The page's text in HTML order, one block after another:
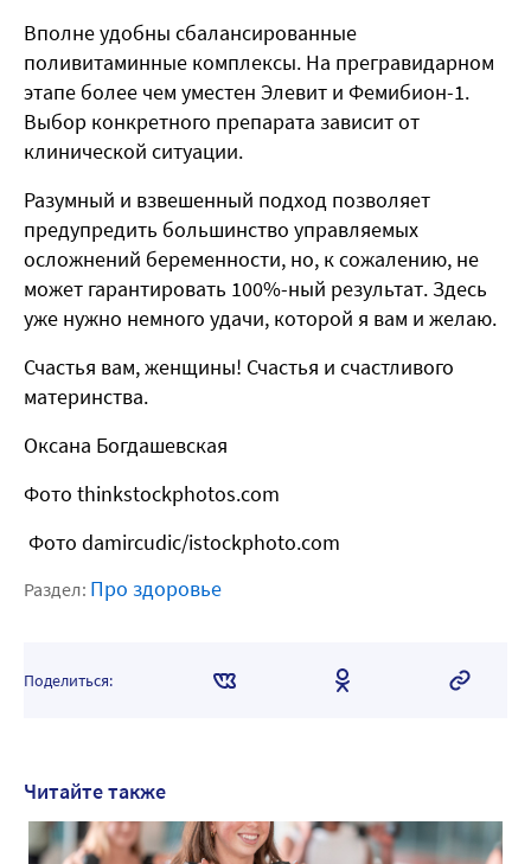
Вполне удобны сбалансированные
поливитаминные комплексы. На прегравидарном
этапе более чем уместен Элевит и Фемибион-1.
Выбор конкретного препарата зависит от
клинической ситуации.
Разумный и взвешенный подход позволяет
предупредить большинство управляемых
осложнений беременности, но, к сожалению, не
может гарантировать 100%-ный результат. Здесь
уже нужно немного удачи, которой я вам и желаю.
Счастья вам, женщины! Счастья и счастливого
материнства.
Оксана Богдашевская
Фото thinkstockphotos.com
Фото damircudic/istockphoto.com
Раздел: Про здоровье
Поделиться:
Читайте также